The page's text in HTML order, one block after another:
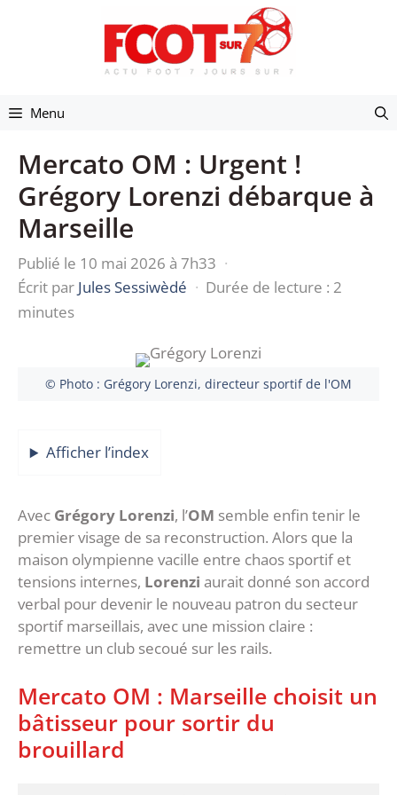
Menu
Mercato OM : Urgent !
Grégory Lorenzi débarque à
Marseille
Publié le 10 mai 2026 à 7h33 ·
Écrit par Jules Sessiwèdé · Durée de lecture : 2
minutes
© Photo : Grégory Lorenzi, directeur sportif de l'OM
Afficher l’index
Avec Grégory Lorenzi, l’OM semble enfin tenir le
premier visage de sa reconstruction. Alors que la
maison olympienne vacille entre chaos sportif et
tensions internes, Lorenzi aurait donné son accord
verbal pour devenir le nouveau patron du secteur
sportif marseillais, avec une mission claire :
remettre un club secoué sur les rails.
‎Mercato OM : Marseille choisit un
bâtisseur pour sortir du
brouillard